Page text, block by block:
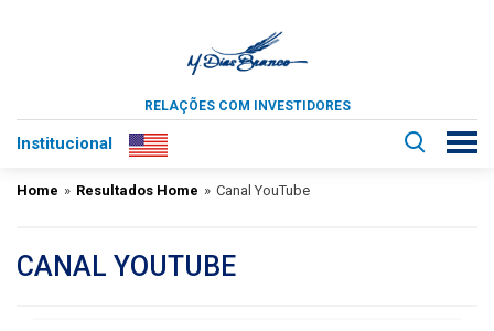
RELAÇÕES COM INVESTIDORES
Institucional
Home » Resultados Home » Canal YouTube
CANAL YOUTUBE